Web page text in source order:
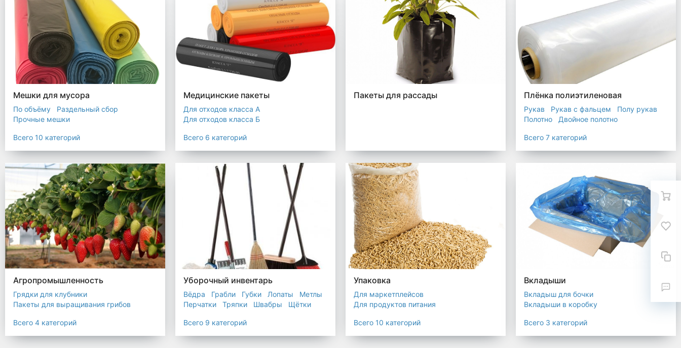
Мешки для мусора
По объёму
Раздельный сбор
Прочные мешки
Мешки для евроконтейнера
Мешки с ушками
Прозрачные мешки
Мешки строительные
Мешок для листьев
Всего 10 категорий
Медицинские пакеты
Для отходов класса А
Для отходов класса Б
Для отходов класса Г
Для отходов класса Д
Всего 6 категорий
Пакеты для рассады Плёнка полиэтиленовая
Рукав Рукав с фальцем
Полу рукав
Полотно
Двойное полотно
Всего 7 категорий
Агропромышленность
Грядки для клубники
Пакеты для выращивания грибов
Мульчирующая пленка
Всего 4 категорий
Уборочный инвентарь
Вёдра Грабли Губки Лопаты
Метлы
Перчатки
Тряпки Швабры Щётки
Всего 9 категорий
Упаковка
Для маркетплейсов
Для продуктов питания
Для сыпучих товаров
Мешки
Пакеты
Пленка
Всего 10 категорий
Вкладыши
Вкладыш для бочки
Вкладыши в коробку
Всего 3 категорий